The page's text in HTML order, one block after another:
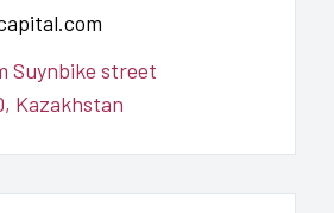
Suynbike street
Kazakhstan